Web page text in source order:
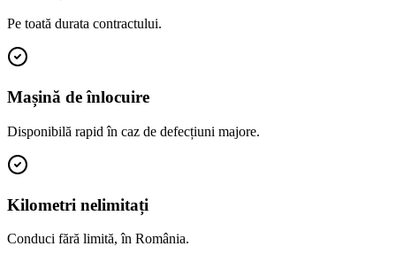
Pe toată durata contractului.
Mașină de înlocuire
Disponibilă rapid în caz de defecțiuni majore.
Kilometri nelimitați
Conduci fără limită, în România.